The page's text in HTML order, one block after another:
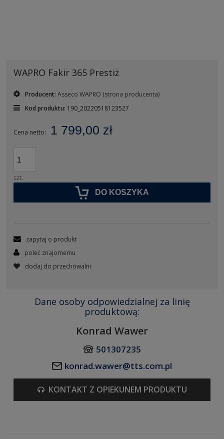
WAPRO Fakir 365 Prestiż
Producent: Asseco WAPRO (strona producenta)
Kod produktu: 190_20220518123527
Cena netto: 1 799,00 zł
szt.
DO KOSZYKA
zapytaj o produkt
poleć znajomemu
dodaj do przechowalni
Dane osoby odpowiedzialnej za linię
produktową:
Konrad Wawer
501307235
konrad.wawer@tts.com.pl
KONTAKT Z OPIEKUNEM PRODUKTU